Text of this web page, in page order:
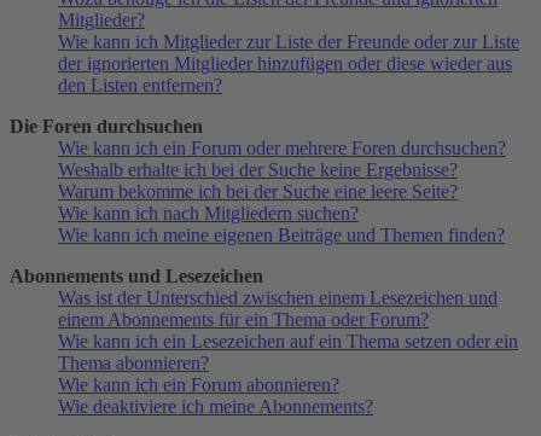
Mitglieder?
Wie kann ich Mitglieder zur Liste der Freunde oder zur Liste
der ignorierten Mitglieder hinzufügen oder diese wieder aus
den Listen entfernen?
Die Foren durchsuchen
Wie kann ich ein Forum oder mehrere Foren durchsuchen?
Weshalb erhalte ich bei der Suche keine Ergebnisse?
Warum bekomme ich bei der Suche eine leere Seite?
Wie kann ich nach Mitgliedern suchen?
Wie kann ich meine eigenen Beiträge und Themen finden?
Abonnements und Lesezeichen
Was ist der Unterschied zwischen einem Lesezeichen und
einem Abonnements für ein Thema oder Forum?
Wie kann ich ein Lesezeichen auf ein Thema setzen oder ein
Thema abonnieren?
Wie kann ich ein Forum abonnieren?
Wie deaktiviere ich meine Abonnements?